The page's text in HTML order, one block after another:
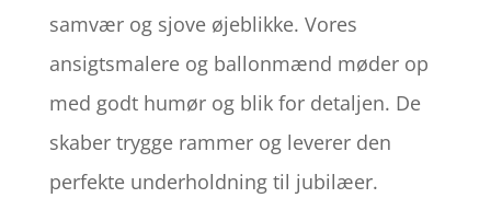
samvær og sjove øjeblikke. Vores
ansigtsmalere og ballonmænd møder op
med godt humør og blik for detaljen. De
skaber trygge rammer og leverer den
perfekte underholdning til jubilæer.